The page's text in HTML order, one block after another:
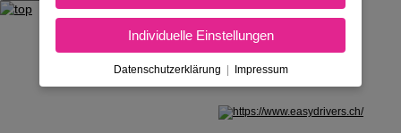
Individuelle Einstellungen
Datenschutzerklärung | Impressum